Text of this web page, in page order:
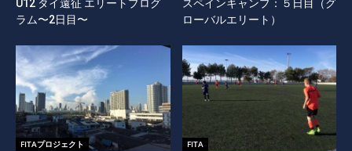
U12 タイ遠征 エリートプログ
ラム〜2日目〜
スペインキャンプ：５日目（グ
ローバルエリート）
FITAプロジェクト FITA